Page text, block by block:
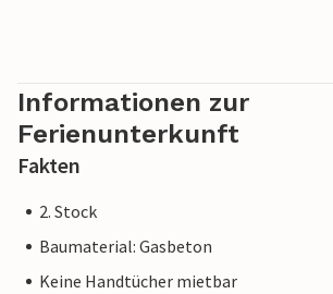
Informationen zur
Ferienunterkunft
Fakten
2. Stock
Baumaterial: Gasbeton
Keine Handtücher mietbar